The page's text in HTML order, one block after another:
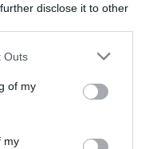
disclose it to other
one or more Google
You may click to
its third-party tags to
in below Google
Outs
of my
my
megírni a
sikerült okoznia
spontán mondta
és tapsban tört